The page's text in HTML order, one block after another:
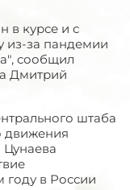
в курсе и с
из-за пандемии
сообщил
Дмитрий
штаба
движения
в России